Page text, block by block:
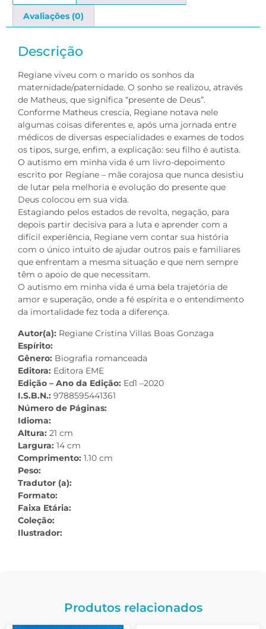
Avaliações (0)
Descrição
Regiane viveu com o marido os sonhos da
maternidade/paternidade. O sonho se realizou, através
de Matheus, que significa “presente de Deus”.
Conforme Matheus crescia, Regiane notava nele
algumas coisas diferentes e, após uma jornada entre
médicos de diversas especialidades e exames de todos
os tipos, surge, enfim, a explicação: seu filho é autista.
O autismo em minha vida é um livro-depoimento
escrito por Regiane – mãe corajosa que nunca desistiu
de lutar pela melhoria e evolução do presente que
Deus colocou em sua vida.
Estagiando pelos estados de revolta, negação, para
depois partir decisiva para a luta e aprender com a
difícil experiência, Regiane vem contar sua história
com o único intuito de ajudar outros pais e familiares
que enfrentam a mesma situação e que nem sempre
têm o apoio de que necessitam.
O autismo em minha vida é uma bela trajetória de
amor e superação, onde a fé espírita e o entendimento
da imortalidade fez toda a diferença.
Autor(a): Regiane Cristina Villas Boas Gonzaga
Espírito:
Gênero: Biografia romanceada
Editora: Editora EME
Edição – Ano da Edição: Ed1 –2020
I.S.B.N.: 9788595441361
Número de Páginas:
Idioma:
Altura: 21 cm
Largura: 14 cm
Comprimento: 1.10 cm
Peso:
Tradutor (a):
Formato:
Faixa Etária:
Coleção:
Ilustrador:
Produtos relacionados